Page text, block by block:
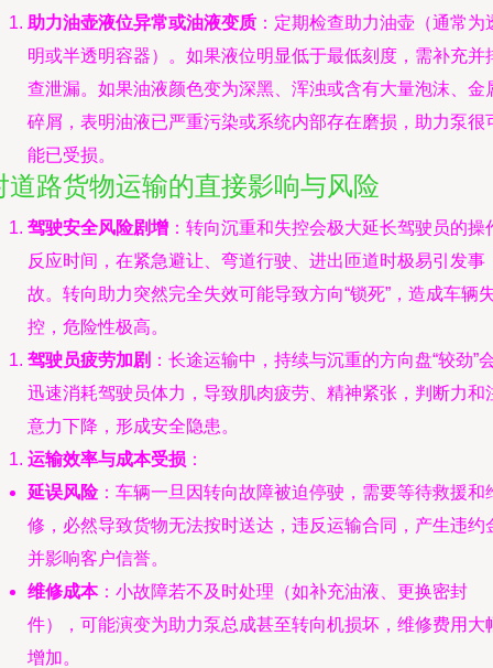
助力油壶液位异常或油液变质 ：定期检查助力油壶（通常为
明或半透明容器）。如果液位明显低于最低刻度，需补充并
查泄漏。如果油液颜色变为深黑、浑浊或含有大量泡沫、金
碎屑，表明油液已严重污染或系统内部存在磨损，助力泵很
能已受损。
道路货物运输的直接影响与风险
驾驶安全风险剧增 ：转向沉重和失控会极大延长驾驶员的操
反应时间，在紧急避让、弯道行驶、进出匝道时极易引发事
故。转向助力突然完全失效可能导致方向“锁死”，造成车辆
控，危险性极高。
驾驶员疲劳加剧 ：长途运输中，持续与沉重的方向盘“较劲”
迅速消耗驾驶员体力，导致肌肉疲劳、精神紧张，判断力和
意力下降，形成安全隐患。
运输效率与成本受损 ：
延误风险：车辆一旦因转向故障被迫停驶，需要等待救援和
修，必然导致货物无法按时送达，违反运输合同，产生违约
并影响客户信誉。
维修成本：小故障若不及时处理（如补充油液、更换密封
件），可能演变为助力泵总成甚至转向机损坏，维修费用大
增加。